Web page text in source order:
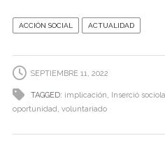
c
b
o
o
k
itt k
dI
n
e
m p
ACCIÓN SOCIAL ACTUALIDAD
SEPTIEMBRE 11, 2022
TAGGED: implicación, Inserció
oportunidad, voluntariado